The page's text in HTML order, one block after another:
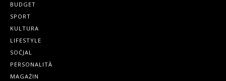
BUDGET
SPORT
KULTURA
LIFESTYLE
SOĊJAL
PERSONALITÀ
MAGAŻIN